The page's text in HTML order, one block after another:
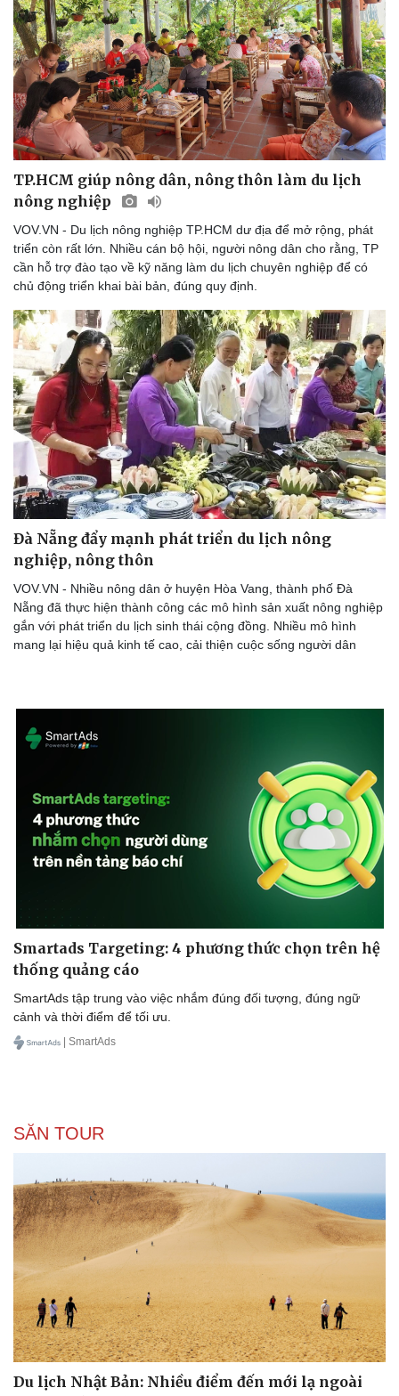
Sức khỏe
Dinh dưỡng - món ngon
Cây thuốc
Sản phụ khoa
Nhi khoa
Nam khoa
Làm đẹp - giảm cân
Phòng mạch online
Ăn sạch sống khỏe
Đời sống
Nhà đẹp
Blog
Tình yêu - Gia đình
Văn hóa
Sân khấu - Điện ảnh
Văn học
Âm nhạc
Di sản
Giải trí
Thời trang
Sao Việt
TP.HCM giúp nông dân, nông thôn làm du lịch
nông nghiệp
VOV.VN - Du lịch nông nghiệp TP.HCM dư địa để mở rộng, phát
triển còn rất lớn. Nhiều cán bộ hội, người nông dân cho rằng, TP
cần hỗ trợ đào tạo về kỹ năng làm du lịch chuyên nghiệp để có
chủ động triển khai bài bản, đúng quy định.
Đà Nẵng đẩy mạnh phát triển du lịch nông
nghiệp, nông thôn
VOV.VN - Nhiều nông dân ở huyện Hòa Vang, thành phố Đà
Nẵng đã thực hiện thành công các mô hình sản xuất nông nghiệp
gắn với phát triển du lịch sinh thái cộng đồng. Nhiều mô hình
mang lại hiệu quả kinh tế cao, cải thiện cuộc sống người dân
Smartads Targeting: 4 phương thức chọn trên hệ
thống quảng cáo
SmartAds tập trung vào việc nhắm đúng đối tượng, đúng ngữ
cảnh và thời điểm để tối ưu.
| SmartAds
SĂN TOUR
Du lịch Nhật Bản: Nhiều điểm đến mới lạ ngoài